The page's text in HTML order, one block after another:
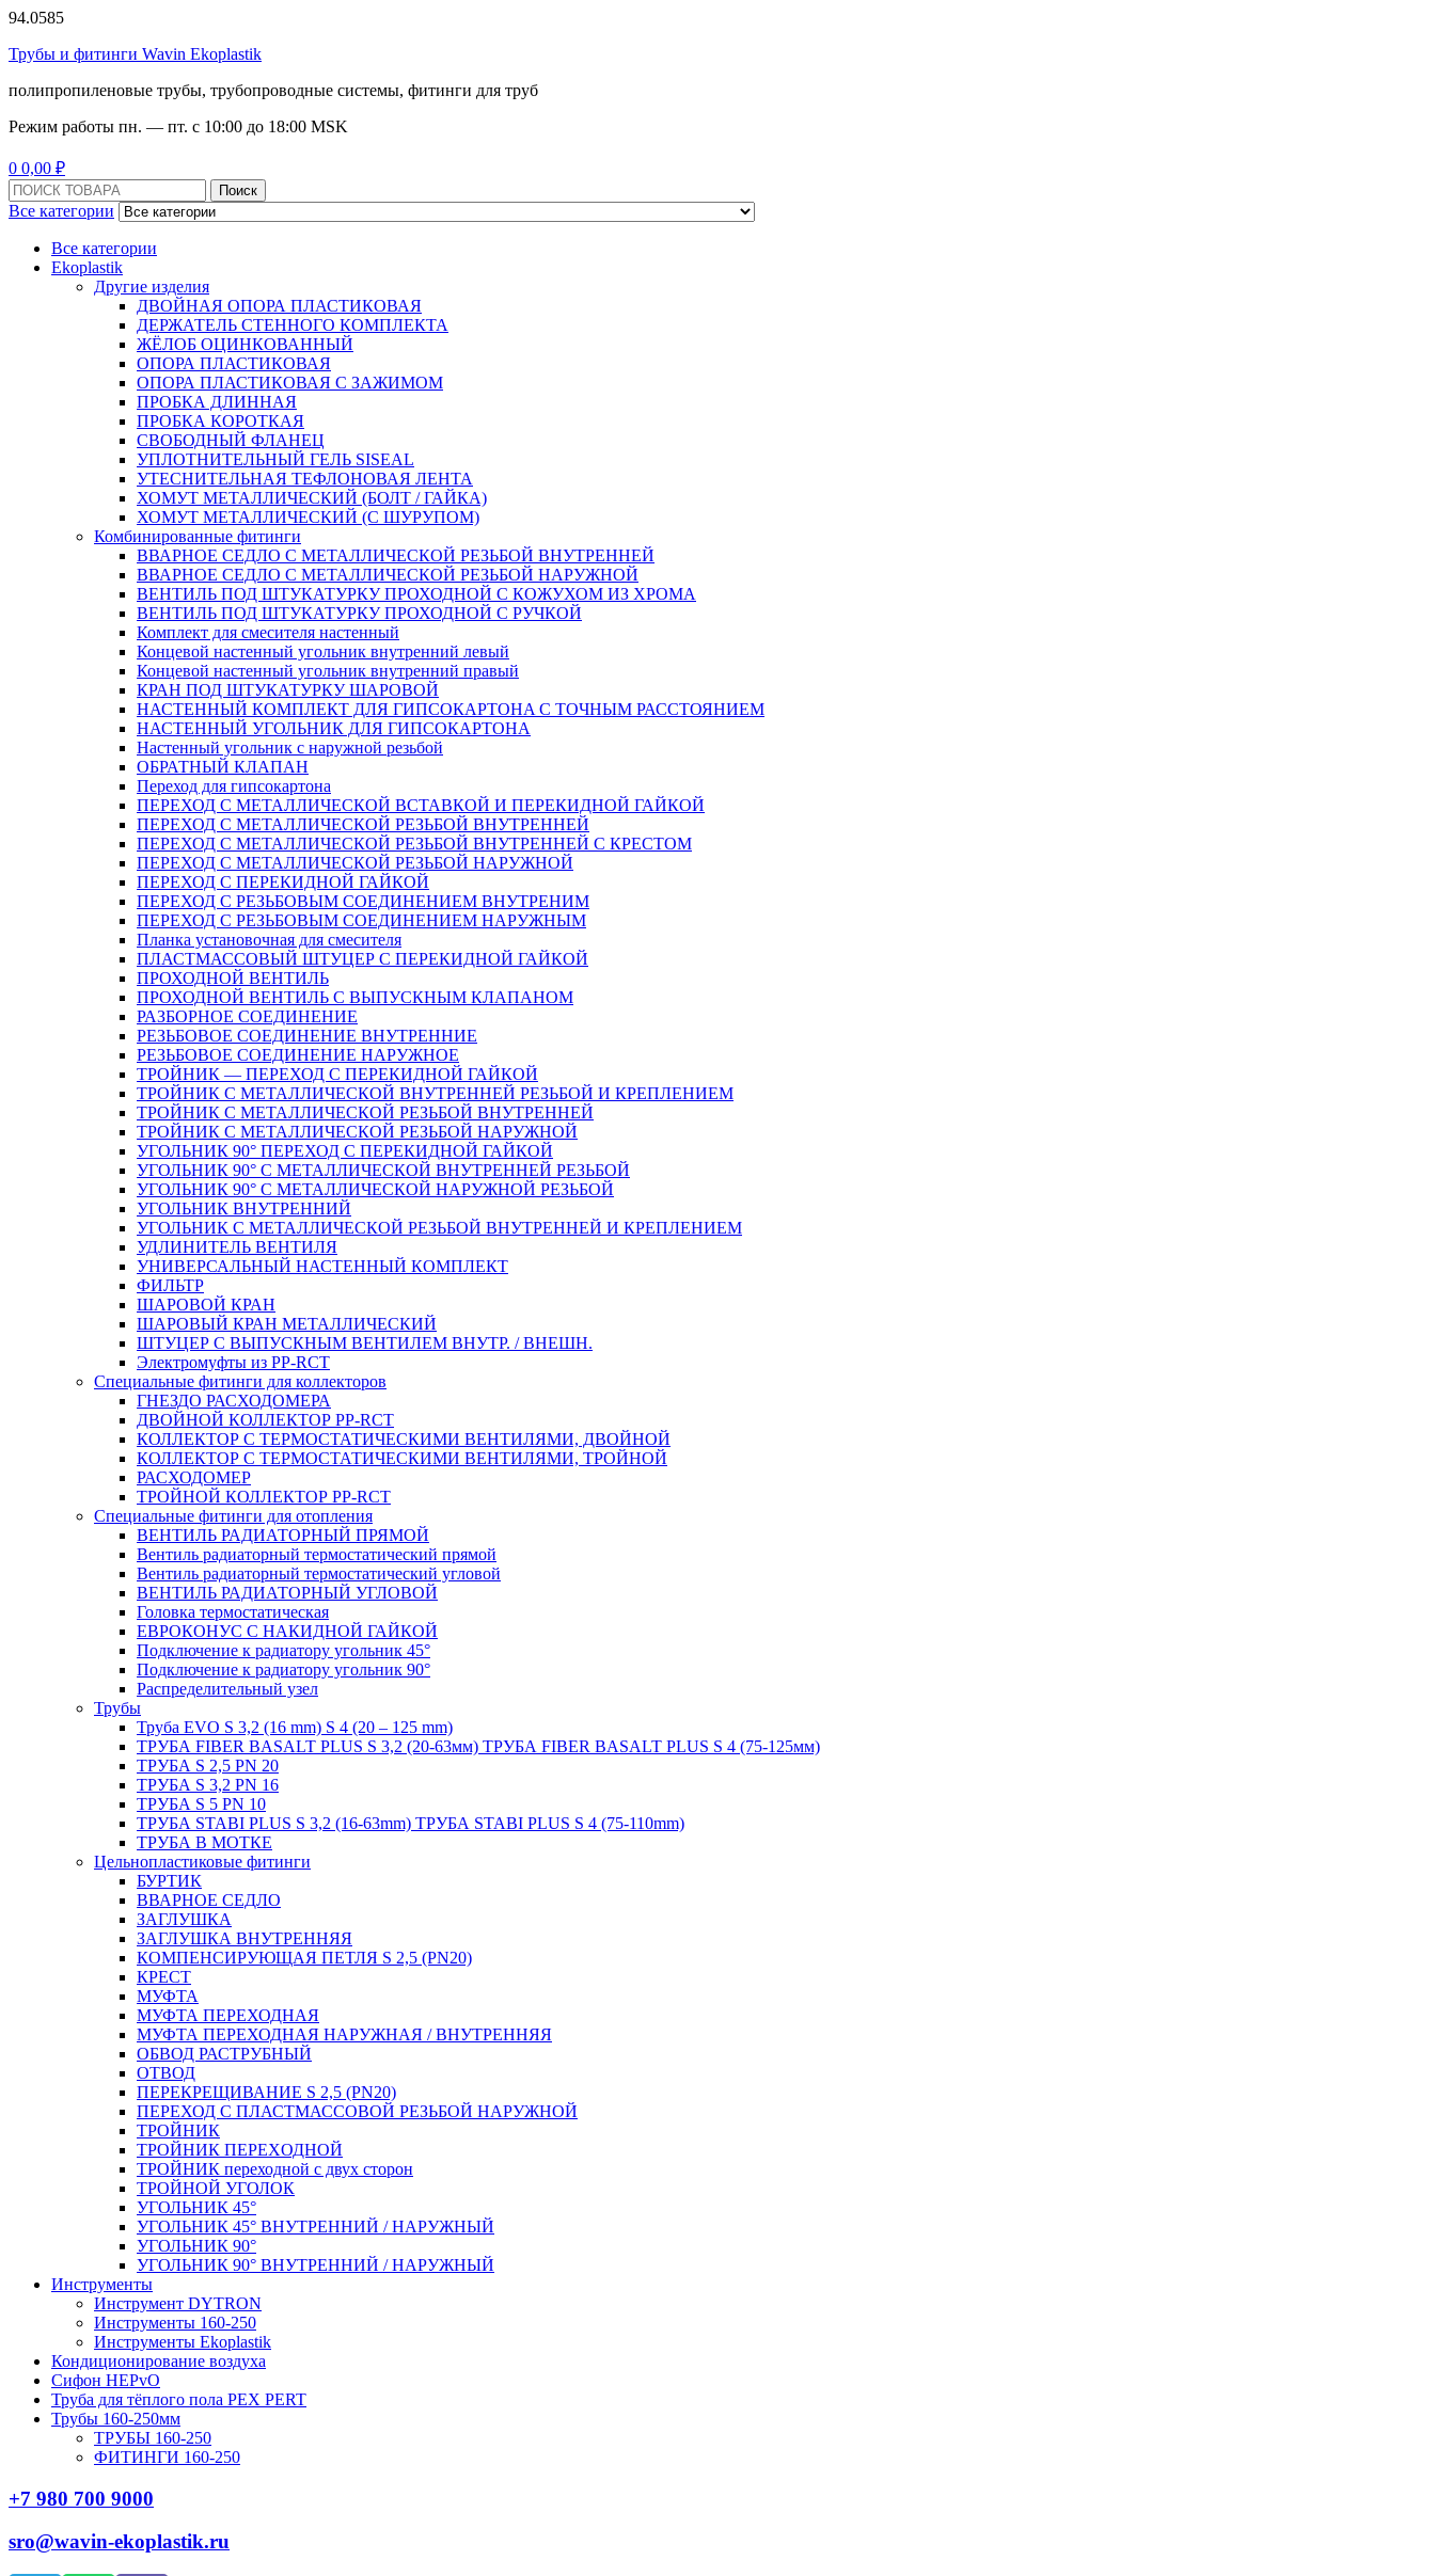
94.0585
Трубы и фитинги Wavin Ekoplastik
полипропиленовые трубы, трубопроводные системы, фитинги для труб
Режим работы пн. — пт. с 10:00 до 18:00 MSK
0 0,00 ₽
Поиск:
Поиск
Все категории
Все категории
Ekoplastik
Другие изделия
ДВОЙНАЯ ОПОРА ПЛАСТИКОВАЯ
ДЕРЖАТЕЛЬ СТЕННОГО КОМПЛЕКТА
ЖЁЛОБ ОЦИНКОВАННЫЙ
ОПОРА ПЛАСТИКОВАЯ
ОПОРА ПЛАСТИКОВАЯ С ЗАЖИМОМ
ПРОБКА ДЛИННАЯ
ПРОБКА КОРОТКАЯ
СВОБОДНЫЙ ФЛАНЕЦ
УПЛОТНИТЕЛЬНЫЙ ГЕЛЬ SISEAL
УТЕСНИТЕЛЬНАЯ ТЕФЛОНОВАЯ ЛЕНТА
ХОМУТ МЕТАЛЛИЧЕСКИЙ (БОЛТ / ГАЙКА)
ХОМУТ МЕТАЛЛИЧЕСКИЙ (С ШУРУПОМ)
Комбинированные фитинги
ВВАРНОЕ СЕДЛО С МЕТАЛЛИЧЕСКОЙ РЕЗЬБОЙ ВНУТРЕННЕЙ
ВВАРНОЕ СЕДЛО С МЕТАЛЛИЧЕСКОЙ РЕЗЬБОЙ НАРУЖНОЙ
ВЕНТИЛЬ ПОД ШТУКАТУРКУ ПРОХОДНОЙ С КОЖУХОМ ИЗ ХРОМА
ВЕНТИЛЬ ПОД ШТУКАТУРКУ ПРОХОДНОЙ С РУЧКОЙ
Комплект для смесителя настенный
Концевой настенный угольник внутренний левый
Концевой настенный угольник внутренний правый
КРАН ПОД ШТУКАТУРКУ ШАРОВОЙ
НАСТЕННЫЙ КОМПЛЕКТ ДЛЯ ГИПСОКАРТОНA С ТОЧНЫМ РАССТОЯНИЕМ
НАСТЕННЫЙ УГОЛЬНИК ДЛЯ ГИПСОКАРТОНА
Настенный угольник с наружной резьбой
ОБРАТНЫЙ КЛАПАН
Переход для гипсокартона
ПЕРЕХОД С МЕТАЛЛИЧЕСКОЙ ВСТАВКОЙ И ПЕРЕКИДНОЙ ГАЙКОЙ
ПЕРЕХОД С МЕТАЛЛИЧЕСКОЙ РЕЗЬБОЙ ВНУТРЕННЕЙ
ПЕРЕХОД С МЕТАЛЛИЧЕСКОЙ РЕЗЬБОЙ ВНУТРЕННЕЙ С КРЕСТОМ
ПЕРЕХОД С МЕТАЛЛИЧЕСКОЙ РЕЗЬБОЙ НАРУЖНОЙ
ПЕРЕХОД С ПЕРЕКИДНОЙ ГАЙКОЙ
ПЕРЕХОД С РЕЗЬБОВЫМ СОЕДИНЕНИЕМ ВНУТРЕНИМ
ПЕРЕХОД С РЕЗЬБОВЫМ СОЕДИНЕНИЕМ НАРУЖНЫМ
Планка установочная для смесителя
ПЛАСТМАССОВЫЙ ШТУЦЕР С ПЕРЕКИДНОЙ ГАЙКОЙ
ПРОХОДНОЙ ВЕНТИЛЬ
ПРОХОДНОЙ ВЕНТИЛЬ С ВЫПУСКНЫМ КЛАПАНОМ
РАЗБОРНОЕ СОЕДИНЕНИЕ
РЕЗЬБОВОЕ СОЕДИНЕНИЕ ВНУТРЕННИЕ
РЕЗЬБОВОЕ СОЕДИНЕНИЕ НАРУЖНОЕ
ТРОЙНИК — ПЕРЕХОД С ПЕРЕКИДНОЙ ГАЙКОЙ
ТРОЙНИК С МЕТАЛЛИЧЕСКОЙ ВНУТРЕННЕЙ РЕЗЬБОЙ И КРЕПЛЕНИЕМ
ТРОЙНИК С МЕТАЛЛИЧЕСКОЙ РЕЗЬБОЙ ВНУТРЕННЕЙ
ТРОЙНИК С МЕТАЛЛИЧЕСКОЙ РЕЗЬБОЙ НАРУЖНОЙ
УГОЛЬНИК 90° ПЕРЕХОД С ПЕРЕКИДНОЙ ГАЙКОЙ
УГОЛЬНИК 90° С МЕТАЛЛИЧЕСКОЙ ВНУТРЕННEЙ РЕЗЬБОЙ
УГОЛЬНИК 90° С МЕТАЛЛИЧЕСКОЙ НАРУЖНОЙ РЕЗЬБОЙ
УГОЛЬНИК ВНУТРЕННИЙ
УГОЛЬНИК С МЕТАЛЛИЧЕСКОЙ РЕЗЬБОЙ ВНУТРЕННЕЙ И КРЕПЛЕНИЕМ
УДЛИНИТЕЛЬ ВЕНТИЛЯ
УНИВЕРСАЛЬНЫЙ НАСТЕННЫЙ КОМПЛЕКТ
ФИЛЬТР
ШАРОВОЙ КРАН
ШАРОВЫЙ КРАН МЕТАЛЛИЧЕСКИЙ
ШТУЦЕР С ВЫПУСКНЫМ ВЕНТИЛЕМ ВНУТР. / ВНЕШН.
Электромуфты из PP-RCT
Специальные фитинги для коллекторов
ГНЕЗДО РАСХОДОМЕРА
ДВОЙНОЙ КОЛЛЕКТОР PP-RCT
КОЛЛЕКТОР С ТЕРМОСТАТИЧЕСКИМИ ВЕНТИЛЯМИ, ДВОЙНОЙ
КОЛЛЕКТОР С ТЕРМОСТАТИЧЕСКИМИ ВЕНТИЛЯМИ, ТРОЙНОЙ
РАСХОДОМЕР
ТРОЙНОЙ КОЛЛЕКТОР PP-RCT
Специальные фитинги для отопления
ВЕНТИЛЬ РАДИАТОРНЫЙ ПРЯМОЙ
Вентиль радиаторный термостатический прямой
Вентиль радиаторный термостатический угловой
ВЕНТИЛЬ РАДИАТОРНЫЙ УГЛОВОЙ
Головка термостатическая
ЕВРОКОНУС С НАКИДНОЙ ГАЙКОЙ
Подключение к радиатору угольник 45°
Подключение к радиатору угольник 90°
Распределительный узел
Трубы
Труба EVO S 3,2 (16 mm) S 4 (20 – 125 mm)
ТРУБА FIBER BASALT PLUS S 3,2 (20-63мм) ТРУБА FIBER BASALT PLUS S 4 (75-125мм)
ТРУБА S 2,5 PN 20
ТРУБА S 3,2 PN 16
ТРУБА S 5 PN 10
ТРУБА STABI PLUS S 3,2 (16-63mm) ТРУБА STABI PLUS S 4 (75-110mm)
ТРУБА В МОТКЕ
Цельнопластиковые фитинги
БУРТИК
ВВАРНОЕ СЕДЛО
ЗАГЛУШКА
ЗАГЛУШКА ВНУТРЕННЯЯ
КОМПЕНСИРУЮЩАЯ ПЕТЛЯ S 2,5 (PN20)
КРЕСТ
МУФТА
МУФТА ПЕРЕХОДНАЯ
МУФТА ПЕРЕХОДНАЯ НАРУЖНАЯ / ВНУТРЕННЯЯ
ОБВОД РАСТРУБНЫЙ
ОТВОД
ПЕРЕКРЕЩИВАНИЕ S 2,5 (PN20)
ПЕРЕХОД С ПЛАСТМАССОВОЙ РЕЗЬБОЙ НАРУЖНОЙ
ТРОЙНИК
ТРОЙНИК ПЕРЕXОДНОЙ
ТРОЙНИК переходной с двух сторон
ТРОЙНОЙ УГОЛОК
УГОЛЬНИК 45°
УГОЛЬНИК 45° ВНУТРЕННИЙ / НАРУЖНЫЙ
УГОЛЬНИК 90°
УГОЛЬНИК 90° ВНУТРЕННИЙ / НАРУЖНЫЙ
Инструменты
Инструмент DYTRON
Инструменты 160-250
Инструменты Ekoplastik
Кондиционирование воздуха
Сифон HEPvO
Труба для тёплого пола PEX PERT
Трубы 160-250мм
ТРУБЫ 160-250
ФИТИНГИ 160-250
+7 980 700 9000
sro@wavin-ekoplastik.ru